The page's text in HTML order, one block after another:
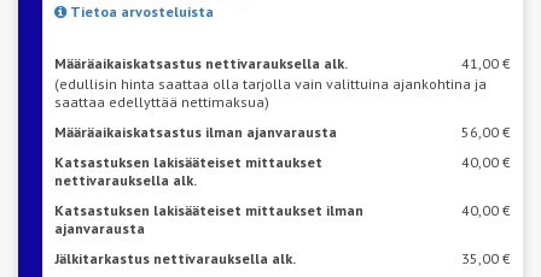
Tietoa arvosteluista
Määräaikaiskatsastus nettivarauksella alk.
41,00 €
(edullisin hinta saattaa olla tarjolla vain valittuina ajankohtina ja
saattaa edellyttää nettimaksua)
Määräaikaiskatsastus ilman ajanvarausta
56,00 €
Katsastuksen lakisääteiset mittaukset
nettivarauksella alk.
40,00 €
Katsastuksen lakisääteiset mittaukset ilman
ajanvarausta
40,00 €
Jälkitarkastus nettivarauksella alk.
35,00 €